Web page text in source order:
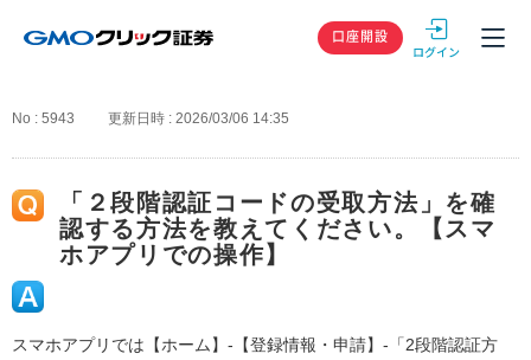
GMOクリック
口座開設
No : 5943 更新日時 : 2026/03/06 14:35
「２段階認証コードの受取方法」を確
認する方法を教えてください。【スマ
ホアプリでの操作】
スマホアプリでは【ホーム】-【登録情報・申請】-「2段階認証方